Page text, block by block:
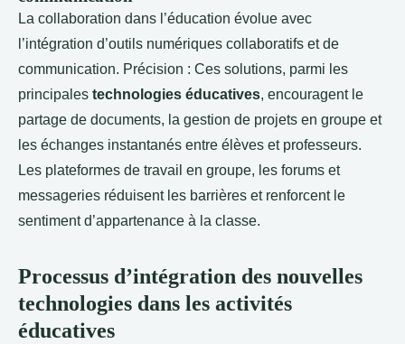
La collaboration dans l’éducation évolue avec
l’intégration d’outils numériques collaboratifs et de
communication. Précision : Ces solutions, parmi les
principales technologies éducatives, encouragent le
partage de documents, la gestion de projets en groupe et
les échanges instantanés entre élèves et professeurs.
Les plateformes de travail en groupe, les forums et
messageries réduisent les barrières et renforcent le
sentiment d’appartenance à la classe.
Processus d’intégration des nouvelles
technologies dans les activités
éducatives